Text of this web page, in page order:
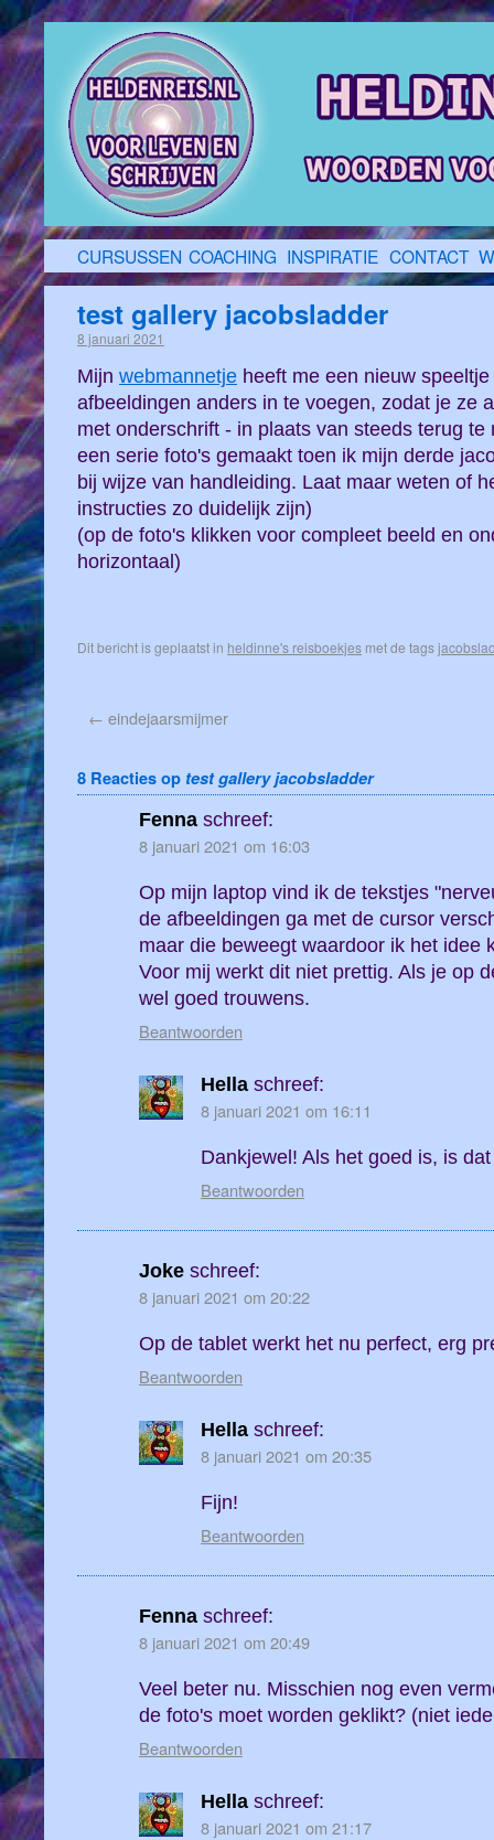
CURSUSSEN COACHING INSPIRATIE CONTACT
test gallery jacobsladder
8 januari 2021
Mijn webmannetje heeft me een nieuw
afbeeldingen anders in te voegen, zodat je ze
met onderschrift - in plaats van steeds terug te
een serie foto's gemaakt toen ik mijn derde
bij wijze van handleiding. Laat maar weten of
instructies zo duidelijk zijn)
(op de foto's klikken voor compleet beeld en
horizontaal)
Dit bericht is geplaatst in heldinne's reisboekjes met de tags
← eindejaarsmijmer
8 Reacties op test gallery jacobsladder
Fenna schreef:
8 januari 2021 om 16:03
Op mijn laptop vind ik de tekstjes
de afbeeldingen ga met de cursor
maar die beweegt waardoor ik het idee
Voor mij werkt dit niet prettig. Als je op
wel goed trouwens.
Beantwoorden
Hella schreef:
8 januari 2021 om 16:11
Dankjewel! Als het goed is, is
Beantwoorden
Joke schreef:
8 januari 2021 om 20:22
Op de tablet werkt het nu perfect, erg
Beantwoorden
Hella schreef:
8 januari 2021 om 20:35
Fijn!
Beantwoorden
Fenna schreef:
8 januari 2021 om 20:49
Veel beter nu. Misschien nog even
de foto's moet worden geklikt? (niet
Beantwoorden
Hella schreef:
8 januari 2021 om 21:17